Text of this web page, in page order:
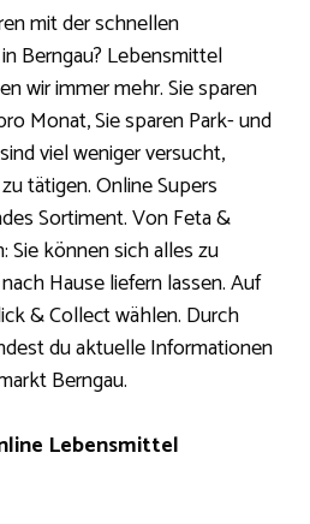
mit der schnellen
Berngau? Lebensmittel
wir immer mehr. Sie sparen
Monat, Sie sparen Park- und
viel weniger versucht,
tätigen. Online Supers
Sortiment. Von Feta &
Sie können sich alles zu
Hause liefern lassen. Auf
& Collect wählen. Durch
du aktuelle Informationen
Berngau.
Lebensmittel